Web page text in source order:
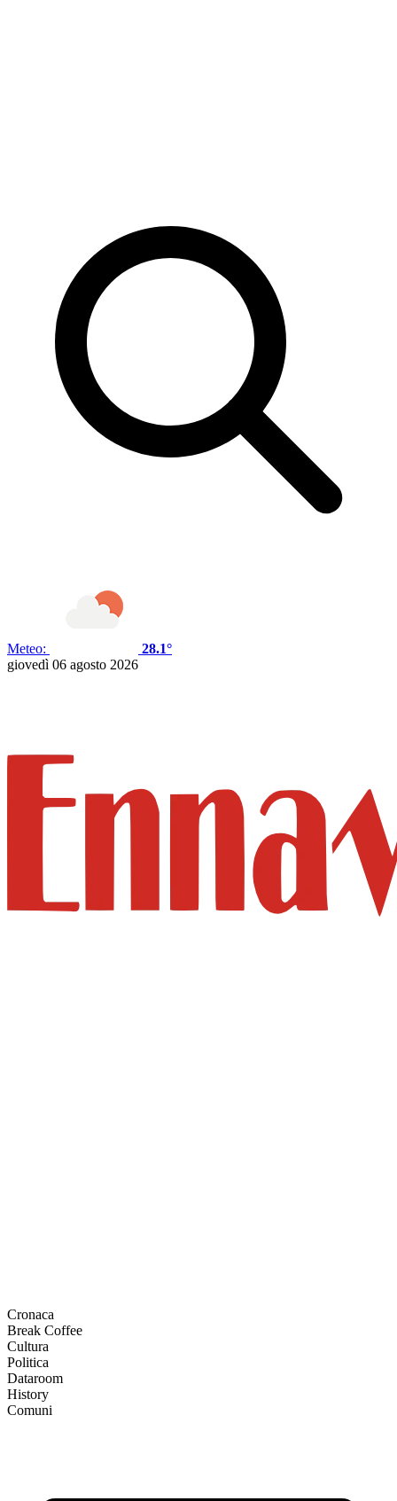
Meteo:
28.1°
giovedì 06 agosto 2026
Cronaca
Break Coffee
Cultura
Politica
Dataroom
History
Comuni